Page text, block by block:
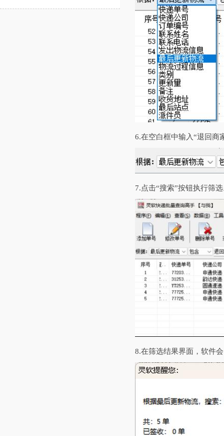
6.在空白框中输入“退回商
7.点击“搜索”按钮执行筛
8.在筛选结果界面，软件